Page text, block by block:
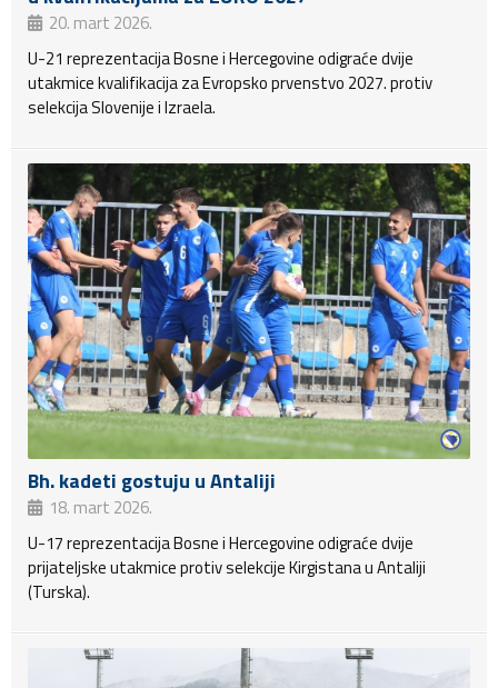
20. mart 2026.
U-21 reprezentacija Bosne i Hercegovine odigraće dvije
utakmice kvalifikacija za Evropsko prvenstvo 2027. protiv
selekcija Slovenije i Izraela.
Bh. kadeti gostuju u Antaliji
18. mart 2026.
U-17 reprezentacija Bosne i Hercegovine odigraće dvije
prijateljske utakmice protiv selekcije Kirgistana u Antaliji
(Turska).